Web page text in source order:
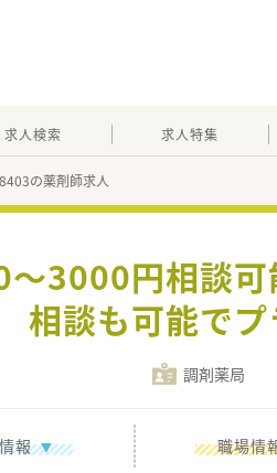
求人検索 求人特集
の薬剤師求人
～3000円相談
相談も可能で
調剤薬局
報 職場情